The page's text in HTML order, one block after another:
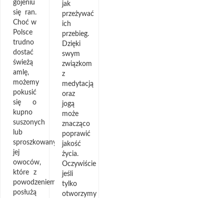
gojeniu
się ran.
Choć w
Polsce
trudno
dostać
świeżą
amlę,
możemy
pokusić
się o
kupno
suszonych
lub
sproszkowanych
jej
owoców,
które z
powodzeniem
posłużą
jak
przeżywać
ich
przebieg.
Dzięki
swym
związkom
z
medytacją
oraz
jogą
może
znacząco
poprawić
jakość
życia.
Oczywiście
jeśli
tylko
otworzymy